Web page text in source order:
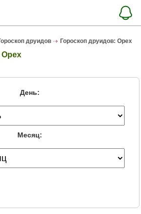
друидов Гороскоп друидов: Орех
Орех
День:
Месяц: